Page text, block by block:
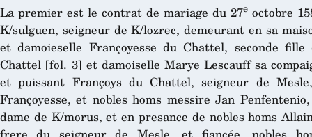
La premier est le contrat de mariage du 27e octobre
K/sulguen, seigneur de K/lozrec, demeurant en sa
et damoieselle Françoyesse du Chattel, seconde
Chattel [fol. 3] et damoiselle Marye Lescauff sa
et puissant Françoys du Chattel, seigneur de
Françoyesse, et nobles homs messire Jan
dame de K/morus, et en presance de nobles homs